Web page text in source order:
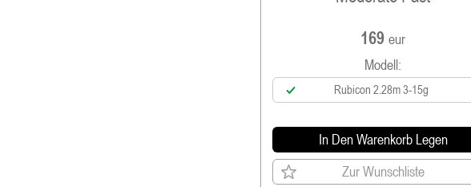
169eur
Modell:
Rubicon 2.28m 3-15g
In Den Warenkorb Legen
Zur Wunschliste